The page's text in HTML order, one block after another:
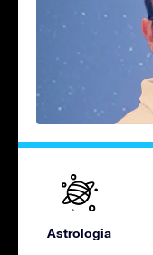
Astrologia